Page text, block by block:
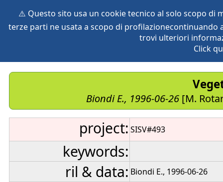
⚠️ Questo sito usa un cookie tecnico al solo scopo di
terze parti ne usata a scopo di
trovi ulteriori
Click
vegetation global db
Biondi E., 1996-06-26[M.
project: SISV#493
keywords:
ril & data: Biondi E., 1996-06-26